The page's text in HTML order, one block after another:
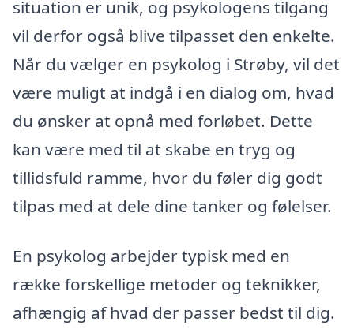
situation er unik, og psykologens tilgang
vil derfor også blive tilpasset den enkelte.
Når du vælger en psykolog i Strøby, vil det
være muligt at indgå i en dialog om, hvad
du ønsker at opnå med forløbet. Dette
kan være med til at skabe en tryg og
tillidsfuld ramme, hvor du føler dig godt
tilpas med at dele dine tanker og følelser.
En psykolog arbejder typisk med en
række forskellige metoder og teknikker,
afhængig af hvad der passer bedst til dig.